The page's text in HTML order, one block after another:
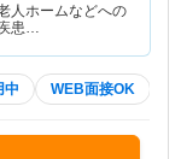
人ホームなどへの
患…
中 WEB面接OK